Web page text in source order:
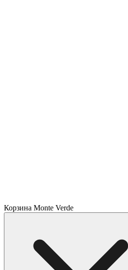
Корзина Monte Verde